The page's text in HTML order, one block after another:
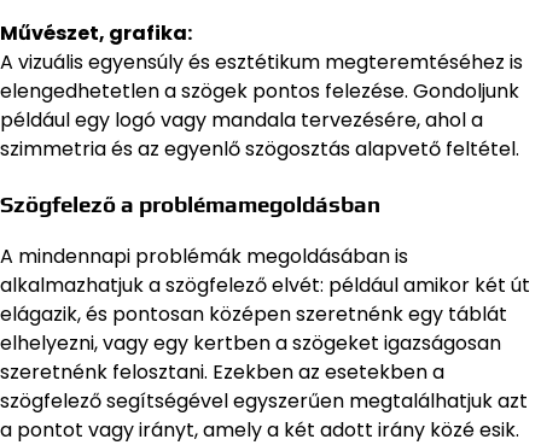
Művészet, grafika:
A vizuális egyensúly és esztétikum megteremtéséhez is
elengedhetetlen a szögek pontos felezése. Gondoljunk
például egy logó vagy mandala tervezésére, ahol a
szimmetria és az egyenlő szögosztás alapvető feltétel.
Szögfelező a problémamegoldásban
A mindennapi problémák megoldásában is
alkalmazhatjuk a szögfelező elvét: például amikor két út
elágazik, és pontosan középen szeretnénk egy táblát
elhelyezni, vagy egy kertben a szögeket igazságosan
szeretnénk felosztani. Ezekben az esetekben a
szögfelező segítségével egyszerűen megtalálhatjuk azt
a pontot vagy irányt, amely a két adott irány közé esik.